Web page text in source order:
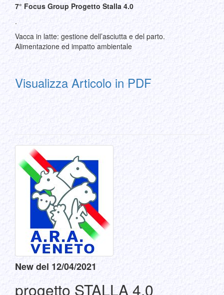
7° Focus Group Progetto Stalla 4.0
.
Vacca in latte: gestione dell’asciutta e del parto.
Alimentazione ed impatto ambientale
Visualizza Articolo in PDF
New del 12/04/2021
progetto STALLA 4.0